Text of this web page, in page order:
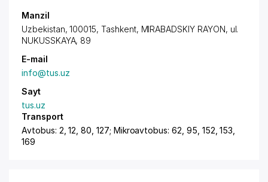
Manzil
Uzbekistan, 100015, Tashkent, MIRABADSKIY RAYON, ul.
NUKUSSKAYA, 89
E-mail
info@tus.uz
Sayt
tus.uz
Transport
Avtobus: 2, 12, 80, 127; Mikroavtobus: 62, 95, 152, 153,
169